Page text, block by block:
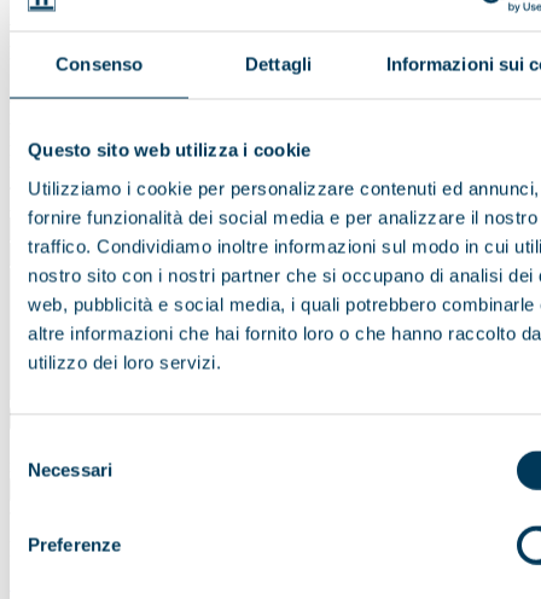
Consenso Dettagli Informazioni sui
Questo sito web utilizza i cookie
Utilizziamo i cookie per personalizzare contenuti ed
fornire funzionalità dei social media e per analizzare il nostro
traffico. Condividiamo inoltre informazioni sul modo in cui
nostro sito con i nostri partner che si occupano di analisi dei
web, pubblicità e social media, i quali potrebbero combinarle
altre informazioni che hai fornito loro o che hanno raccolto
utilizzo dei loro servizi.
delNecessari
Preferenze
Al mattino partenza per Philadelphia, città che ha avuto grande
nazione. Da non perdere la visita della
National Historical Park come Independence Hall, dove Thomas
Jefferson proclamò la Dichiarazione di Indipendenza.
Arrivo in serata a New York.
informazionileggi qui
I posti che Vedrai